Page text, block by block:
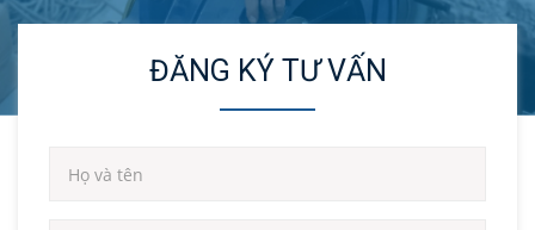
ĐĂNG KÝ TƯ VẤN